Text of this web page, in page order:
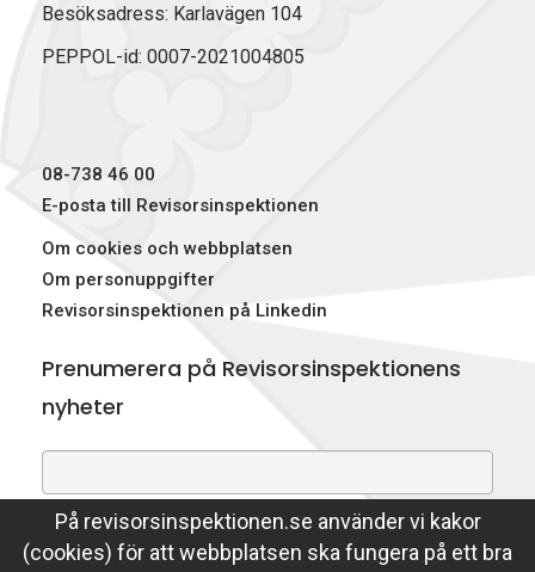
På revisorsinspektionen.se använder vi kakor
(cookies) för att webbplatsen ska fungera på ett bra
Besöksadress: Karlavägen 104
PEPPOL-id: 0007-2021004805
08-738 46 00
E-posta till Revisorsinspektionen
Om cookies och webbplatsen
Om personuppgifter
Revisorsinspektionen på Linkedin
Prenumerera på Revisorsinspektionens
nyheter
Genom att prenumerera på nyheter godkänner du att
Revisorsinspektionen lagrar din e-postadress.